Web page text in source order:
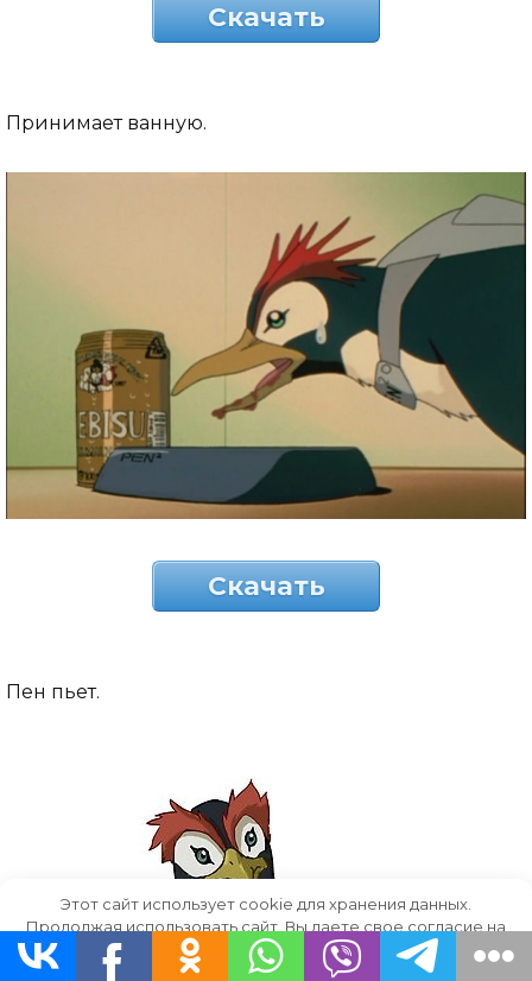
Скачать
Принимает ванную.
Скачать
Пен пьет.
Этот сайт использует cookie для хранения данных.
Продолжая использовать сайт, Вы даете свое согласие на
работу с этими файлами.
OK